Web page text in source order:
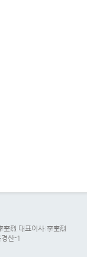
烈 대표이사:李奎烈
산-1